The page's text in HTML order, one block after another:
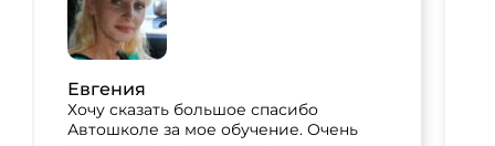
Евгения
Хочу сказать большое спасибо
Автошколе за мое обучение. Очень